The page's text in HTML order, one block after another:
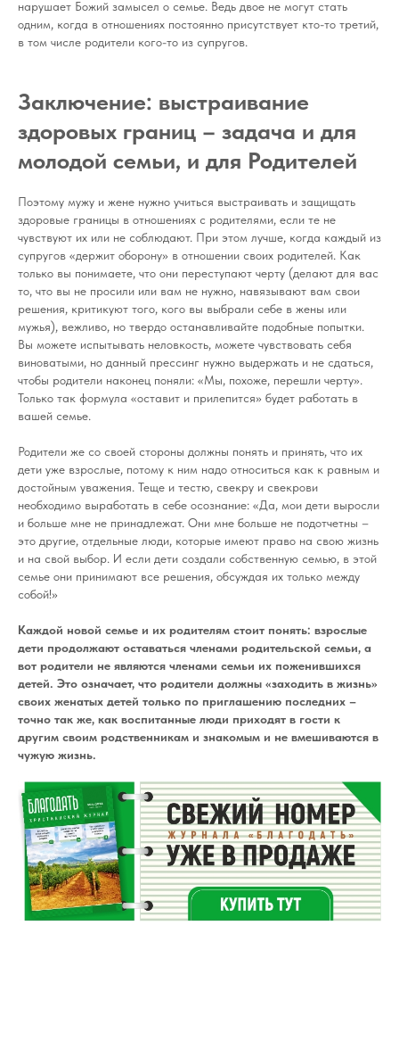
нарушает Божий замысел о семье. Ведь двое не могут стать
одним, когда в отношениях постоянно присутствует кто-то третий,
в том числе родители кого-то из супругов.
Заключение: выстраивание
здоровых границ – задача и для
молодой семьи, и для Родителей
Поэтому мужу и жене нужно учиться выстраивать и защищать
здоровые границы в отношениях с родителями, если те не
чувствуют их или не соблюдают. При этом лучше, когда каждый из
супругов «держит оборону» в отношении своих родителей. Как
только вы понимаете, что они переступают черту (делают для вас
то, что вы не просили или вам не нужно, навязывают вам свои
решения, критикуют того, кого вы выбрали себе в жены или
мужья), вежливо, но твердо останавливайте подобные попытки.
Вы можете испытывать неловкость, можете чувствовать себя
виноватыми, но данный прессинг нужно выдержать и не сдаться,
чтобы родители наконец поняли: «Мы, похоже, перешли черту».
Только так формула «оставит и прилепится» будет работать в
вашей семье.
Родители же со своей стороны должны понять и принять, что их
дети уже взрослые, потому к ним надо относиться как к равным и
достойным уважения. Теще и тестю, свекру и свекрови
необходимо выработать в себе осознание: «Да, мои дети выросли
и больше мне не принадлежат. Они мне больше не подотчетны –
это другие, отдельные люди, которые имеют право на свою жизнь
и на свой выбор. И если дети создали собственную семью, в этой
семье они принимают все решения, обсуждая их только между
собой!»
Каждой новой семье и их родителям стоит понять: взрослые
дети продолжают оставаться членами родительской семьи, а
вот родители не являются членами семьи их поженившихся
детей. Это означает, что родители должны «заходить в жизнь»
своих женатых детей только по приглашению последних –
точно так же, как воспитанные люди приходят в гости к
другим своим родственникам и знакомым и не вмешиваются в
чужую жизнь.